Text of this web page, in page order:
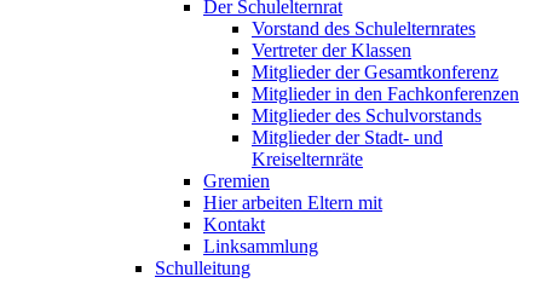
Der Schulelternrat
Vorstand des Schulelternrates
Vertreter der Klassen
Mitglieder der Gesamtkonferenz
Mitglieder in den Fachkonferenzen
Mitglieder des Schulvorstands
Mitglieder der Stadt- und
Kreiselternräte
Gremien
Hier arbeiten Eltern mit
Kontakt
Linksammlung
Schulleitung